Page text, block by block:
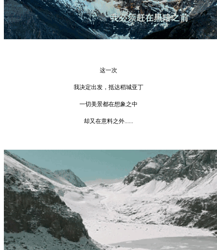
这一次
我决定出发，抵达稻城亚丁
一切美景都在想象之中
却又在意料之外......